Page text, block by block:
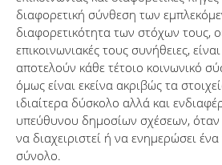
διαφορετική σύνθεση των
διαφορετικότητα των στόχων τους,
επικοινωνιακές τους συνήθειες,
αποτελούν κάθε τέτοιο κοινωνικό
όμως είναι εκείνα ακριβώς τα
ιδιαίτερα δύσκολο αλλά και
υπεύθυνου δημοσίων σχέσεων, όταν
να διαχειριστεί ή να ενημερώσει ένα
σύνολο.